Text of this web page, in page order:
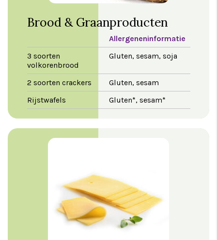
Brood & Graanproducten
Allergeneninformatie
3 soorten
volkorenbrood
Gluten, sesam, soja
2 soorten crackers
Gluten, sesam
Rijstwafels
Gluten*, sesam*